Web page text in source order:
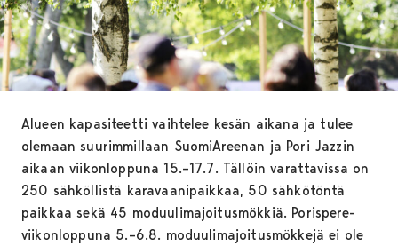
Alueen kapasiteetti vaihtelee kesän aikana ja tulee
olemaan suurimmillaan SuomiAreenan ja Pori Jazzin
aikaan viikonloppuna 15.–17.7. Tällöin varattavissa on
250 sähköllistä karavaanipaikkaa, 50 sähkötöntä
paikkaa sekä 45 moduulimajoitusmökkiä. Porispere-
viikonloppuna 5.–6.8. moduulimajoitusmökkejä ei ole